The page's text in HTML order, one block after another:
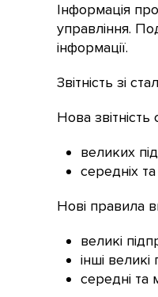
Інформація
управління.
інформації.
Звітність зі
Нова звітність
великих
середніх
Нові правила
великі
інші
середні та